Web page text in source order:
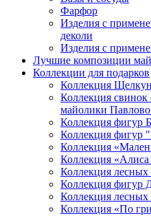
Фарфор
Изделия с
деколи
Изделия с
Лучшие композиции
Коллекции для подарков
Коллекция
Коллекция свинок
майолики
Коллекция фигур
Коллекция
Коллекция
Коллекция «Алиса
Коллекция
Коллекция фигур
Коллекция
Коллекция «По